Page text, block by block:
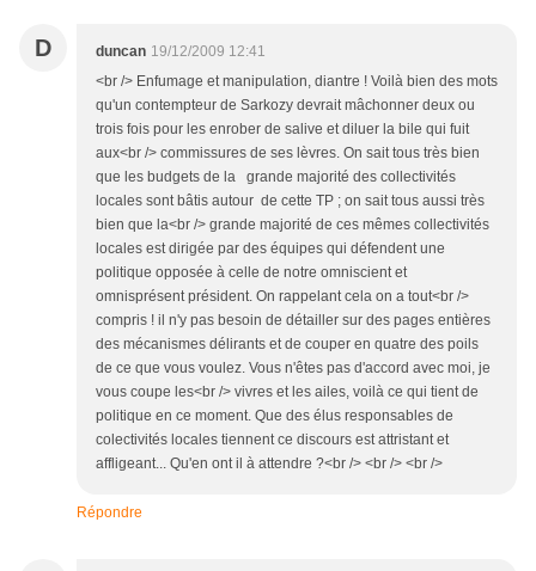
D duncan 19/12/2009 12:41
<br /> Enfumage et manipulation, diantre ! Voilà bien des mots
qu'un contempteur de Sarkozy devrait mâchonner deux ou
trois fois pour les enrober de salive et diluer la bile qui fuit
aux<br /> commissures de ses lèvres. On sait tous très bien
que les budgets de la grande majorité des collectivités
locales sont bâtis autour de cette TP ; on sait tous aussi très
bien que la<br /> grande majorité de ces mêmes collectivités
locales est dirigée par des équipes qui défendent une
politique opposée à celle de notre omniscient et
omnisprésent président. On rappelant cela on a tout<br />
compris ! il n'y pas besoin de détailler sur des pages entières
des mécanismes délirants et de couper en quatre des poils
de ce que vous voulez. Vous n'êtes pas d'accord avec moi, je
vous coupe les<br /> vivres et les ailes, voilà ce qui tient de
politique en ce moment. Que des élus responsables de
colectivités locales tiennent ce discours est attristant et
affligeant... Qu'en ont il à attendre ?<br /> <br /> <br />
Répondre